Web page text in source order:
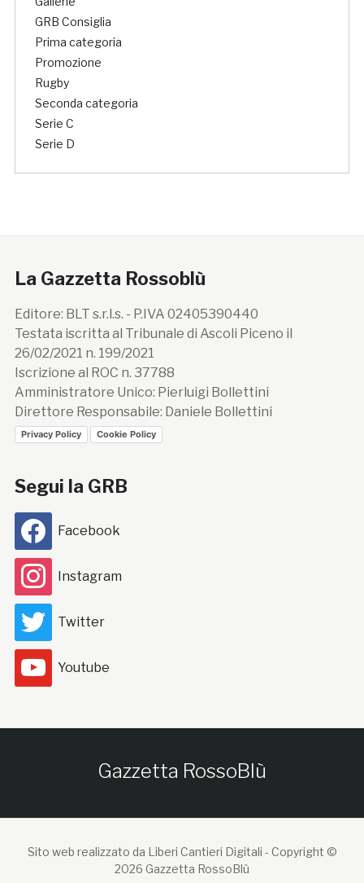
GRB Consiglia
Prima categoria
Promozione
Rugby
Seconda categoria
Serie C
Serie D
La Gazzetta Rossoblù
Editore: BLT s.r.l.s. - P.IVA 02405390440
Testata iscritta al Tribunale di Ascoli Piceno il
26/02/2021 n. 199/2021
Iscrizione al ROC n. 37788
Amministratore Unico: Pierluigi Bollettini
Direttore Responsabile: Daniele Bollettini
Privacy Policy Cookie Policy
Segui la GRB
Facebook
Instagram
Twitter
Youtube
Gazzetta RossoBlù
Sito web realizzato da Liberi Cantieri Digitali - Copyright ©
2026 Gazzetta RossoBlù